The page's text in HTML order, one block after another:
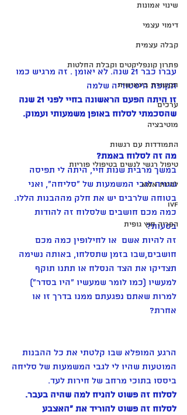
שינוי אמונות
דימוי עצמי
קבלה עצמית
פתרון קונפליקטים וקבלת החלטות
תקשורת בינאישית
ערכים
מוטיבציה
התמודדות עם רגשות
טיפול רגשי לנשים בטיפולי פוריות
להיות אמא
IVF
הפריה חוץ גופית
עברו כבר 21 שנה. לא יאומן . זה מרגיש כמו
תקופת היסטוריה שלמה
זו היתה הפעם הראשונה בחיי לפני 21 שנה
שהסכמתי לסלוח באופן משמעותי ועמוק.
מה זה לסלוח באמת?
במשך מרבית שנות חיי, היתה לי תפיסה
שגויה לגבי המשמעות של "סליחה", ואני
בטוחה שלרבים יש את חלק מההבנות הללו.
כמה מכם חושבים שלסלוח זה להודות
בטעות?
זה להיות אשם  או לחילופין כמה מכם
חושבים,שבו בזמן שתסלחו, באותה נשימה
תצדיקו את הצד הנסלח או תתנו תוקף
למעשיו (כמו לומר שמעשיו "היו בסדר")
למרות שאתם נפגעתם ממנו בדרך זו או
אחרת?
הרגע המופלא שבו קלטתי את כל ההבנות
המוטעות שהיו לי לגבי המשמעות של סליחה
ביססו בתוכי מרחב של חירות לעד.
לסלוח זה פשוט להניח למה שהיה בעבר.
לסלוח זה פשוט להוריד את "האצבע